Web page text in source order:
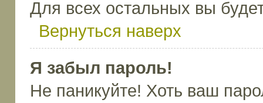
Для всех остальных вы
Вернуться наверх
Я забыл пароль!
Не паникуйте! Хоть ваш